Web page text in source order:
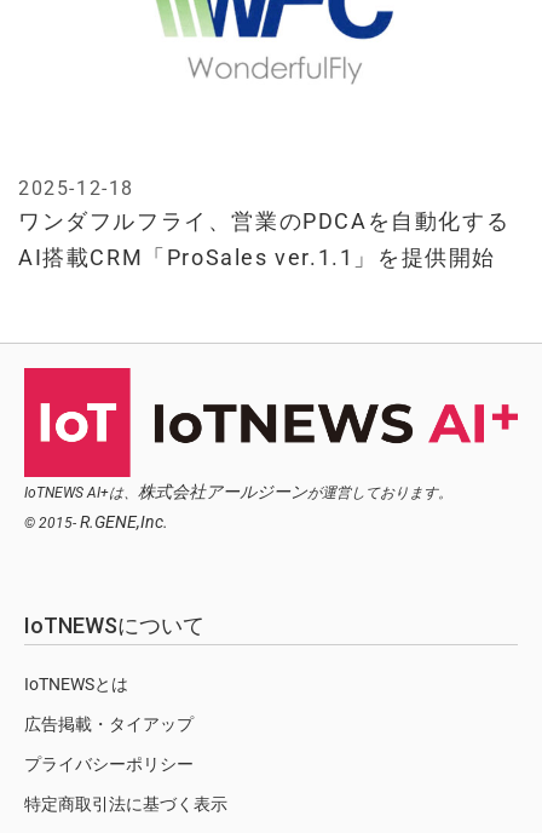
ワンダフルフライ、営業のPDCAを自動化する
AI搭載CRM「ProSales ver.1.1」を提供開始
2025-12-18
IoTNEWS AI+は、 株式会社アールジーンが運営しております。
© 2015- R.GENE,Inc.
IoTNEWSについて
IoTNEWSとは
広告掲載・タイアップ
プライバシーポリシー
特定商取引法に基づく表示